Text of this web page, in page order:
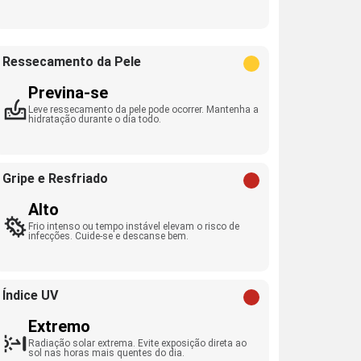
Ressecamento da Pele
Previna-se
Leve ressecamento da pele pode ocorrer. Mantenha a
hidratação durante o dia todo.
Gripe e Resfriado
Alto
Frio intenso ou tempo instável elevam o risco de
infecções. Cuide-se e descanse bem.
Índice UV
Extremo
Radiação solar extrema. Evite exposição direta ao
sol nas horas mais quentes do dia.